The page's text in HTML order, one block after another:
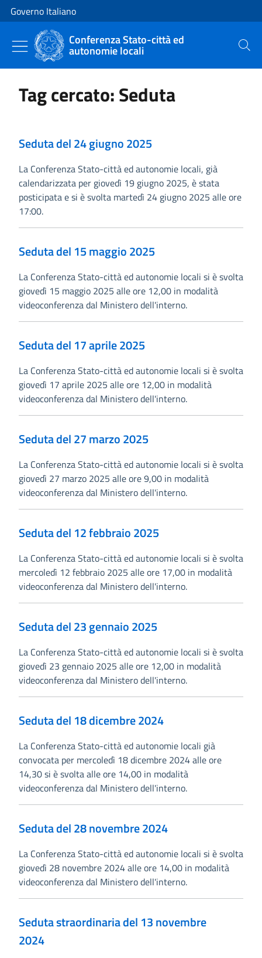
Vai al contenuto
Vai alla navigazione del sito
Governo Italiano
Conferenza Stato-città ed
autonomie locali Cerca
Tag cercato: Seduta
Seduta del 24 giugno 2025
La Conferenza Stato-città ed autonomie locali, già
calendarizzata per giovedì 19 giugno 2025, è stata
posticipata e si è svolta martedì 24 giugno 2025 alle ore
17:00.
Seduta del 15 maggio 2025
La Conferenza Stato-città ed autonomie locali si è svolta
giovedì 15 maggio 2025 alle ore 12,00 in modalità
videoconferenza dal Ministero dell'interno.
Seduta del 17 aprile 2025
La Conferenza Stato-città ed autonomie locali si è svolta
giovedì 17 aprile 2025 alle ore 12,00 in modalità
videoconferenza dal Ministero dell'interno.
Seduta del 27 marzo 2025
La Conferenza Stato-città ed autonomie locali si è svolta
giovedì 27 marzo 2025 alle ore 9,00 in modalità
videoconferenza dal Ministero dell'interno.
Seduta del 12 febbraio 2025
La Conferenza Stato-città ed autonomie locali si è svolta
mercoledì 12 febbraio 2025 alle ore 17,00 in modalità
videoconferenza dal Ministero dell'interno.
Seduta del 23 gennaio 2025
La Conferenza Stato-città ed autonomie locali si è svolta
giovedì 23 gennaio 2025 alle ore 12,00 in modalità
videoconferenza dal Ministero dell'interno.
Seduta del 18 dicembre 2024
La Conferenza Stato-città ed autonomie locali già
convocata per mercoledì 18 dicembre 2024 alle ore
14,30 si è svolta alle ore 14,00 in modalità
videoconferenza dal Ministero dell'interno.
Seduta del 28 novembre 2024
La Conferenza Stato-città ed autonomie locali si è svolta
giovedì 28 novembre 2024 alle ore 14,00 in modalità
videoconferenza dal Ministero dell'interno.
Seduta straordinaria del 13 novembre
2024